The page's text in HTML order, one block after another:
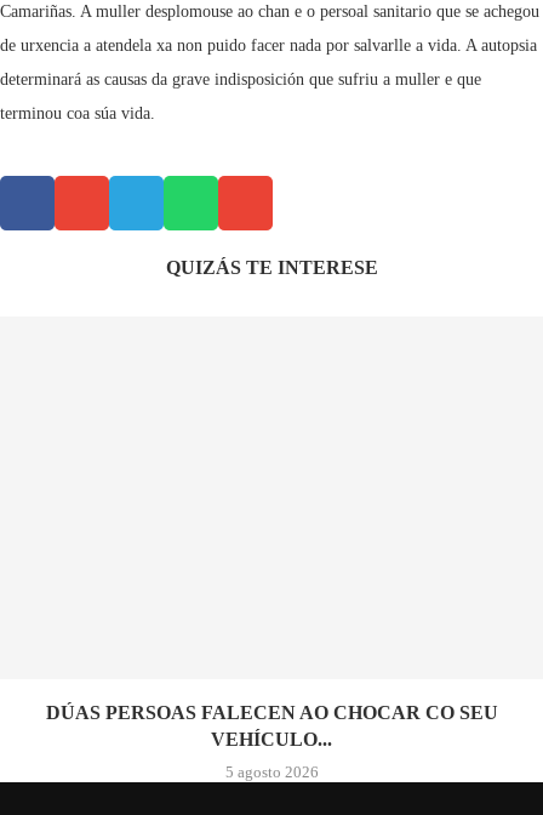
Camariñas. A muller desplomouse ao chan e o persoal sanitario que se achegou
de urxencia a atendela xa non puido facer nada por salvarlle a vida. A autopsia
determinará as causas da grave indisposición que sufriu a muller e que
terminou coa súa vida.
QUIZÁS TE INTERESE
DÚAS PERSOAS FALECEN AO CHOCAR CO SEU
VEHÍCULO...
5 agosto 2026